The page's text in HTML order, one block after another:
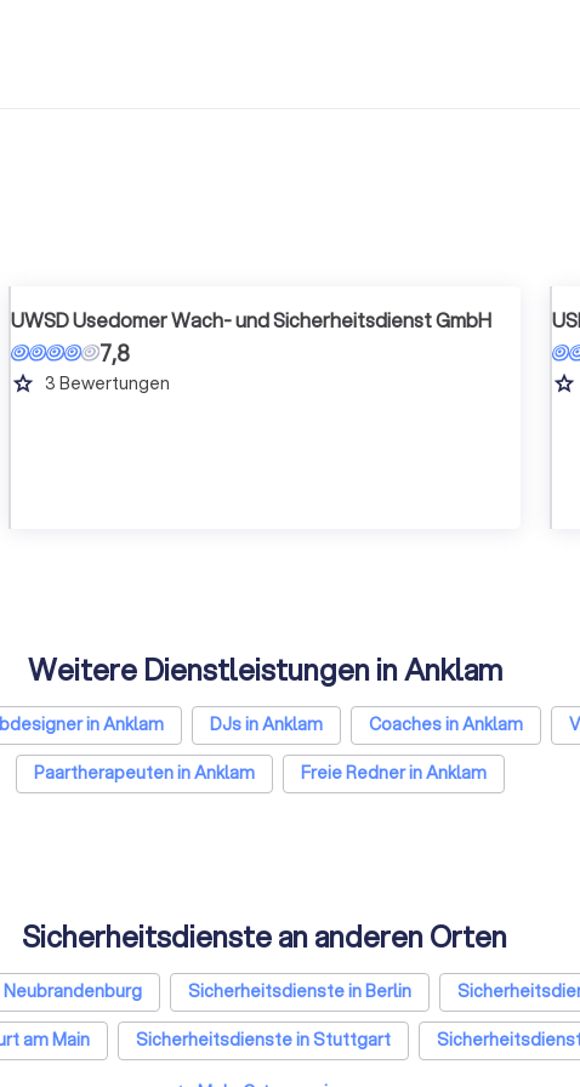
UWSD Usedomer Wach- und Sicherheitsdienst GmbH
7,8
grade 3 Bewertungen grade
Weitere Dienstleistungen in Anklam
in Anklam DJs in Anklam Coaches in Anklam
Paartherapeuten in Anklam
Freie Redner in Anklam
Sicherheitsdienste an anderen Orten
Sicherheitsdienste in Berlin
am Main Sicherheitsdienste in Stuttgart